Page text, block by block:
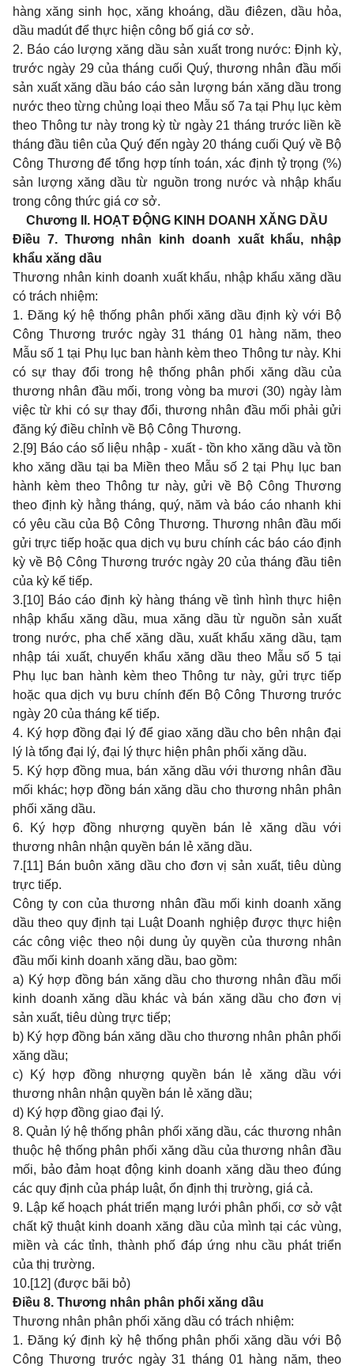
hàng xăng sinh học, xăng khoáng, dầu điêzen, dầu hỏa,
dầu madút để thực hiện công bố giá cơ sở.
2. Báo cáo lượng xăng dầu sản xuất trong nước: Định kỳ,
trước ngày 29 của tháng cuối Quý, thương nhân đầu mối
sản xuất xăng dầu báo cáo sản lượng bán xăng dầu trong
nước theo từng chủng loại theo Mẫu số 7a tại Phụ lục kèm
theo Thông tư này trong kỳ từ ngày 21 tháng trước liền kề
tháng đầu tiên của Quý đến ngày 20 tháng cuối Quý về Bộ
Công Thương để tổng hợp tính toán, xác định tỷ trọng (%)
sản lượng xăng dầu từ nguồn trong nước và nhập khẩu
trong công thức giá cơ sở.
Chương II. HOẠT ĐỘNG KINH DOANH XĂNG DẦU
Điều 7. Thương nhân kinh doanh xuất khẩu, nhập
khẩu xăng dầu
Thương nhân kinh doanh xuất khẩu, nhập khẩu xăng dầu
có trách nhiệm:
1. Đăng ký hệ thống phân phối xăng dầu định kỳ với Bộ
Công Thương trước ngày 31 tháng 01 hàng năm, theo
Mẫu số 1 tại Phụ lục ban hành kèm theo Thông tư này. Khi
có sự thay đổi trong hệ thống phân phối xăng dầu của
thương nhân đầu mối, trong vòng ba mươi (30) ngày làm
việc từ khi có sự thay đổi, thương nhân đầu mối phải gửi
đăng ký điều chỉnh về Bộ Công Thương.
2.[9] Báo cáo số liệu nhập - xuất - tồn kho xăng dầu và tồn
kho xăng dầu tại ba Miền theo Mẫu số 2 tại Phụ lục ban
hành kèm theo Thông tư này, gửi về Bộ Công Thương
theo định kỳ hằng tháng, quý, năm và báo cáo nhanh khi
có yêu cầu của Bộ Công Thương. Thương nhân đầu mối
gửi trực tiếp hoặc qua dịch vụ bưu chính các báo cáo định
kỳ về Bộ Công Thương trước ngày 20 của tháng đầu tiên
của kỳ kế tiếp.
3.[10] Báo cáo định kỳ hàng tháng về tình hình thực hiện
nhập khẩu xăng dầu, mua xăng dầu từ nguồn sản xuất
trong nước, pha chế xăng dầu, xuất khẩu xăng dầu, tạm
nhập tái xuất, chuyển khẩu xăng dầu theo Mẫu số 5 tại
Phụ lục ban hành kèm theo Thông tư này, gửi trực tiếp
hoặc qua dịch vụ bưu chính đến Bộ Công Thương trước
ngày 20 của tháng kế tiếp.
4. Ký hợp đồng đại lý để giao xăng dầu cho bên nhận đại
lý là tổng đại lý, đại lý thực hiện phân phối xăng dầu.
5. Ký hợp đồng mua, bán xăng dầu với thương nhân đầu
mối khác; hợp đồng bán xăng dầu cho thương nhân phân
phối xăng dầu.
6. Ký hợp đồng nhượng quyền bán lẻ xăng dầu với
thương nhân nhận quyền bán lẻ xăng dầu.
7.[11] Bán buôn xăng dầu cho đơn vị sản xuất, tiêu dùng
trực tiếp.
Công ty con của thương nhân đầu mối kinh doanh xăng
dầu theo quy định tại Luật Doanh nghiệp được thực hiện
các công việc theo nội dung ủy quyền của thương nhân
đầu mối kinh doanh xăng dầu, bao gồm:
a) Ký hợp đồng bán xăng dầu cho thương nhân đầu mối
kinh doanh xăng dầu khác và bán xăng dầu cho đơn vị
sản xuất, tiêu dùng trực tiếp;
b) Ký hợp đồng bán xăng dầu cho thương nhân phân phối
xăng dầu;
c) Ký hợp đồng nhượng quyền bán lẻ xăng dầu với
thương nhân nhận quyền bán lẻ xăng dầu;
d) Ký hợp đồng giao đại lý.
8. Quản lý hệ thống phân phối xăng dầu, các thương nhân
thuộc hệ thống phân phối xăng dầu của thương nhân đầu
mối, bảo đảm hoạt động kinh doanh xăng dầu theo đúng
các quy định của pháp luật, ổn định thị trường, giá cả.
9. Lập kế hoạch phát triển mạng lưới phân phối, cơ sở vật
chất kỹ thuật kinh doanh xăng dầu của mình tại các vùng,
miền và các tỉnh, thành phố đáp ứng nhu cầu phát triển
của thị trường.
10.[12] (được bãi bỏ)
Điều 8. Thương nhân phân phối xăng dầu
Thương nhân phân phối xăng dầu có trách nhiệm:
1. Đăng ký định kỳ hệ thống phân phối xăng dầu với Bộ
Công Thương trước ngày 31 tháng 01 hàng năm, theo